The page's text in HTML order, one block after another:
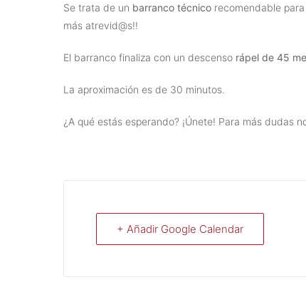
Se trata de un barranco técnico recomendable
más atrevid@s!!
El barranco finaliza con un descenso rápel de 45
La aproximación es de 30 minutos.
¿A qué estás esperando? ¡Únete! Para más dudas
+ Añadir Google Calendar